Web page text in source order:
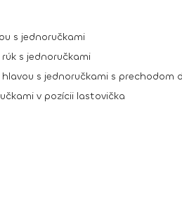
s jednoručkami
s jednoručkami
s jednoručkami s prechodom
v pozícii lastovička